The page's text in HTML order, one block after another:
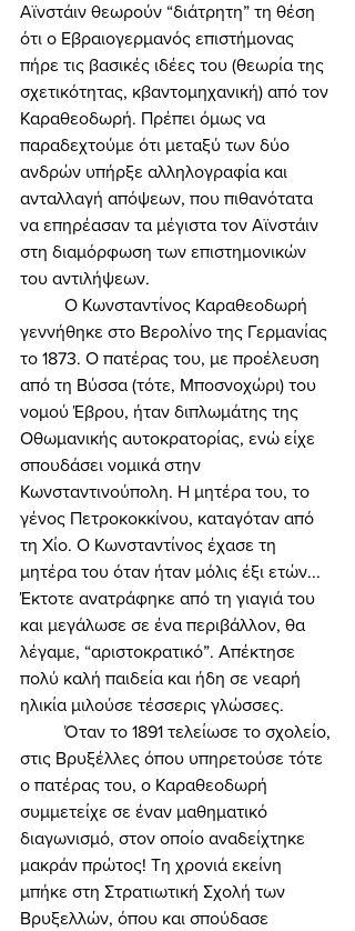
Αϊνστάιν θεωρούν “διάτρητη” τη θέση
ότι ο Εβραιογερμανός επιστήμονας
πήρε τις βασικές ιδέες του (θεωρία της
σχετικότητας, κβαντομηχανική) από τον
Καραθεοδωρή. Πρέπει όμως να
παραδεχτούμε ότι μεταξύ των δύο
ανδρών υπήρξε αλληλογραφία και
ανταλλαγή απόψεων, που πιθανότατα
να επηρέασαν τα μέγιστα τον Αϊνστάιν
στη διαμόρφωση των επιστημονικών
του αντιλήψεων.
γεννήθηκε στο Βερολίνο της Γερμανίας
το 1873. Ο πατέρας του, με προέλευση
από τη Βύσσα (τότε, Μποσνοχώρι) του
νομού Έβρου, ήταν διπλωμάτης της
Οθωμανικής αυτοκρατορίας, ενώ είχε
σπουδάσει νομικά στην
Κωνσταντινούπολη. Η μητέρα του, το
γένος Πετροκοκκίνου, καταγόταν από
τη Χίο. Ο Κωνσταντίνος έχασε τη
μητέρα του όταν ήταν μόλις έξι ετών...
Έκτοτε ανατράφηκε από τη γιαγιά του
και μεγάλωσε σε ένα περιβάλλον, θα
λέγαμε, “αριστοκρατικό”. Απέκτησε
πολύ καλή παιδεία και ήδη σε νεαρή
ηλικία μιλούσε τέσσερις γλώσσες.
στις Βρυξέλλες όπου υπηρετούσε τότε
ο πατέρας του, ο Καραθεοδωρή
συμμετείχε σε έναν μαθηματικό
διαγωνισμό, στον οποίο αναδείχτηκε
μακράν πρώτος! Τη χρονιά εκείνη
μπήκε στη Στρατιωτική Σχολή των
Βρυξελλών, όπου και σπούδασε